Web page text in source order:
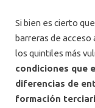
Si bien es cierto
barreras de acceso
los quintiles más
condiciones que
diferencias de
formación